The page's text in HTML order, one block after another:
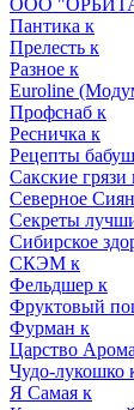
ООО
Пантика к
Прелесть к
Разное к
Euroline
Профснаб к
Ресничка к
Рецепты
Сакские грязи
Северное
Секреты
Сибирское
СКЭМ к
Фельдшер к
Фруктовый
Фурман к
Царство
Чудо-лукошко
Я Самая к